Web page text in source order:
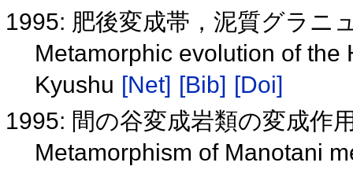
1995: 肥後変成帯，泥質グラニ
Metamorphic evolution of the
Kyushu [Net] [Bib] [Doi]
1995: 間の谷変成岩類の変成作
Metamorphism of Manotani